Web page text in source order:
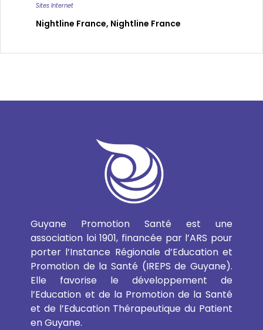
Sites Internet
Nightline France, Nightline France
Guyane Promotion Santé est une
association loi 1901, financée par l’ARS pour
porter l’Instance Régionale d’Education et
Promotion de la Santé (IREPS de Guyane).
Elle favorise le développement de
l’Education et de la Promotion de la Santé
et de l’Education Thérapeutique du Patient
en Guyane.